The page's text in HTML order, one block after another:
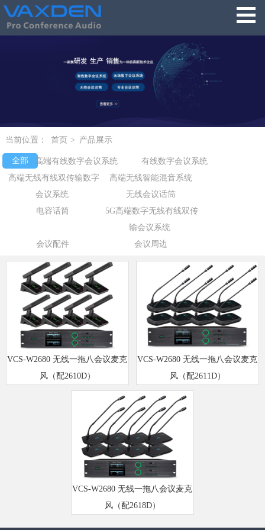
当前位置： 首页 > 产品展示
全部 高端有线数字会议系统
有线数字会议系统
高端无线有线双传输数字
会议系统
高端无线智能混音系统
无线会议话筒
电容话筒
5G高端数字无线有线双传
输会议系统
会议配件
会议周边
VCS-W2680 无线一拖八会议麦克
风（配2610D）
VCS-W2680 无线一拖八会议麦克
风（配2611D）
VCS-W2680 无线一拖八会议麦克
风（配2618D）